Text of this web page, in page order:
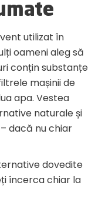
utilizat în
oameni aleg să
conțin substanțe
mașinii de
apa. Vestea
naturale și
dacă nu chiar
dovedite
încerca chiar la